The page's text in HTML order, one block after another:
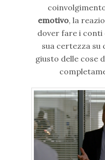
emotivo, la
dover fare i conti
sua certezza su
giusto delle cose